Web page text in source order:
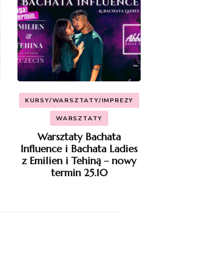
KURSY/WARSZTATY/IMPREZY
WARSZTATY
Warsztaty Bachata
Influence i Bachata Ladies
z Emilien i Tehiną – nowy
termin 25.10